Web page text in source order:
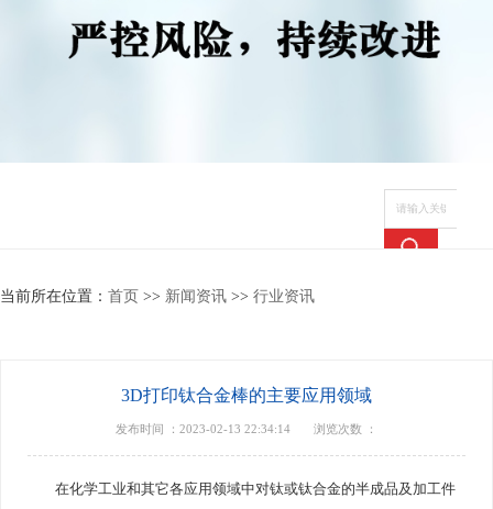
热搜关键词： 钛合金锻件 钛合金棒 钛合金法兰 钛靶
当前所在位置： 首页 >> 新闻资讯 >> 行业资讯
3D打印钛合金棒的主要应用领域
发布时间 ：2023-02-13 22:34:14 浏览次数 ：
在化学工业和其它各应用领域中对钛或钛合金的半成品及加工件